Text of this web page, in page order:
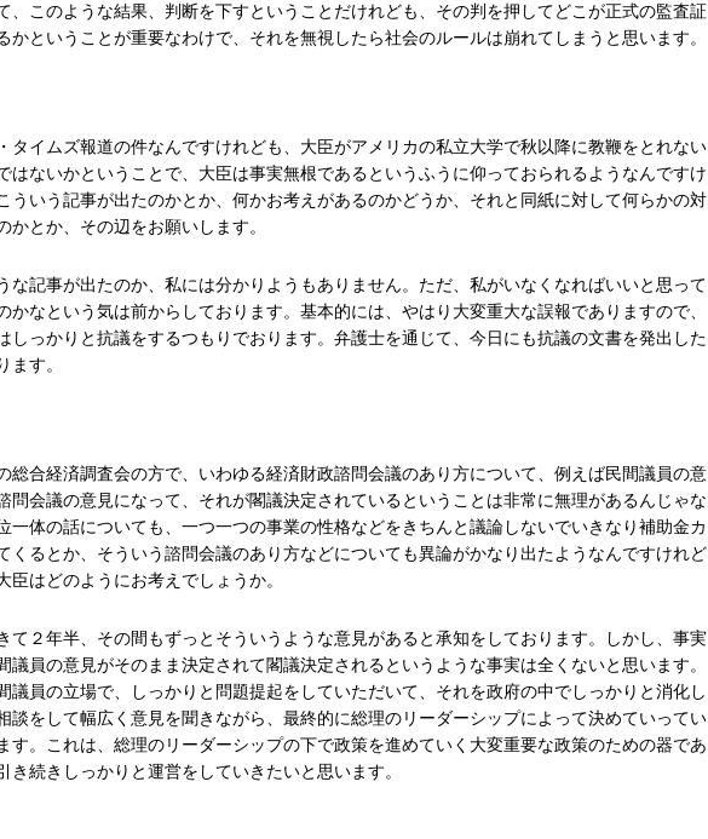
、このような結果、判断を下すということだけれども、その判を押してどこが正式の監査証
かということが重要なわけで、それを無視したら社会のルールは崩れてしまうと思います。
タイムズ報道の件なんですけれども、大臣がアメリカの私立大学で秋以降に教鞭をとれない
はないかということで、大臣は事実無根であるというふうに仰っておられるようなんですけ
ういう記事が出たのかとか、何かお考えがあるのかどうか、それと同紙に対して何らかの対
かとか、その辺をお願いします。
な記事が出たのか、私には分かりようもありません。ただ、私がいなくなればいいと思って
かなという気は前からしております。基本的には、やはり大変重大な誤報でありますので、
しっかりと抗議をするつもりでおります。弁護士を通じて、今日にも抗議の文書を発出した
ます。
総合経済調査会の方で、いわゆる経済財政諮問会議のあり方について、例えば民間議員の意
問会議の意見になって、それが閣議決定されているということは非常に無理があるんじゃな
一体の話についても、一つ一つの事業の性格などをきちんと議論しないでいきなり補助金カ
くるとか、そういう諮問会議のあり方などについても異論がかなり出たようなんですけれど
臣はどのようにお考えでしょうか。
て２年半、その間もずっとそういうような意見があると承知をしております。しかし、事実
議員の意見がそのまま決定されて閣議決定されるというような事実は全くないと思います。
議員の立場で、しっかりと問題提起をしていただいて、それを政府の中でしっかりと消化し
談をして幅広く意見を聞きながら、最終的に総理のリーダーシップによって決めていってい
す。これは、総理のリーダーシップの下で政策を進めていく大変重要な政策のための器であ
き続きしっかりと運営をしていきたいと思います。